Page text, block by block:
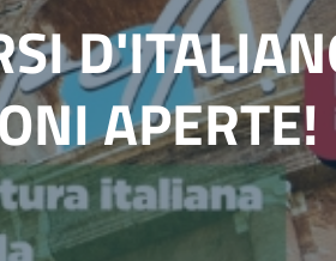
APERTE!